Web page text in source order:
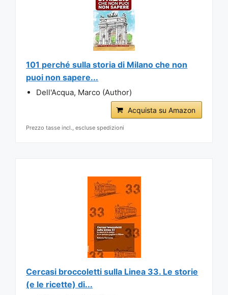
101 perché sulla storia di Milano che non
puoi non sapere...
Dell'Acqua, Marco (Author)
Acquista su Amazon
Prezzo tasse incl., escluse spedizioni
Cercasi broccoletti sulla Linea 33. Le storie
(e le ricette) di...